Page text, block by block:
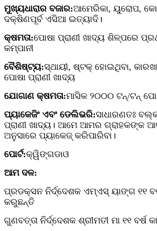
ମୁଖ୍ୟଧାରାର ବଜାର:ଆମେରିକା, ୟୁରୋପ,
ଦକ୍ଷିଣପୂର୍ବ ଏସିଆ ଇତ୍ୟାଦି।
କ୍ଷମତା:ପୋଷା ପ୍ରାଣୀ ଖାଦ୍ୟ ଶିଳ୍ପରେ
କମ୍ପାନୀ
ବୈଶିଷ୍ଟ୍ୟ:ସ୍ଥାୟୀ, ଷ୍ଟକ୍ ହୋଇଥିବା,
ପୋଷା ପ୍ରାଣୀ ଖାଦ୍ୟ
ଯୋଗାଣ କ୍ଷମତା:ମାସିକ ୨୦୦୦ ଟନ୍/ଟନ୍
ପ୍ୟାକେଜିଂ ଏବଂ ଡେଲିଭରି:ସାଧାରଣତଃ
ପ୍ରାଣୀ ଖାଦ୍ୟ। ଆମେ ଆମର ଗ୍ରାହକଙ୍କ
ଅନୁସାରେ ପ୍ୟାକେଜ୍ କରିପାରିବା।
ପୋର୍ଟ:କ୍ୱିଙ୍ଗଡାଓ
ଆମ ଦଳ:
ପ୍ରଡକ୍ସନ ନିର୍ଦ୍ଦେଶକ ଏମ୍ଏସ୍ ୟାଙ୍ଗ ୧୧
କରୁଛନ୍ତି
ଗୁଣବତ୍ତା ନିର୍ଦ୍ଦେଶକ ଶ୍ରୀମତୀ ମା ୧୧ ବର୍ଷ